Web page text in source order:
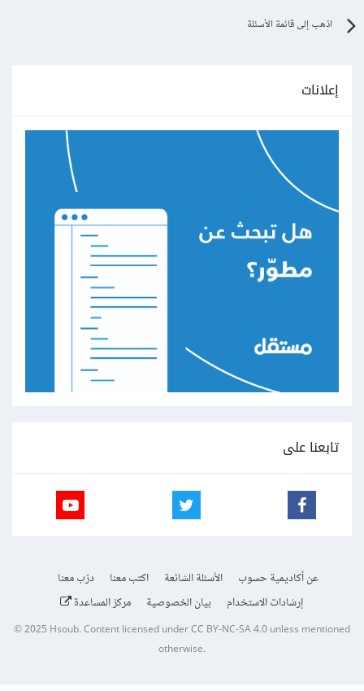
اذهب إلى قائمة الأسئلة
إعلانات
تابعنا على
عن أكاديمية حسوب الأسئلة الشائعة اكتب معنا
درّب معنا
إرشادات الاستخدام
بيان الخصوصية مركز المساعدة
© 2025Hsoub.Content licensed underCC BY-NC-SA 4.0unless mentioned
otherwise.